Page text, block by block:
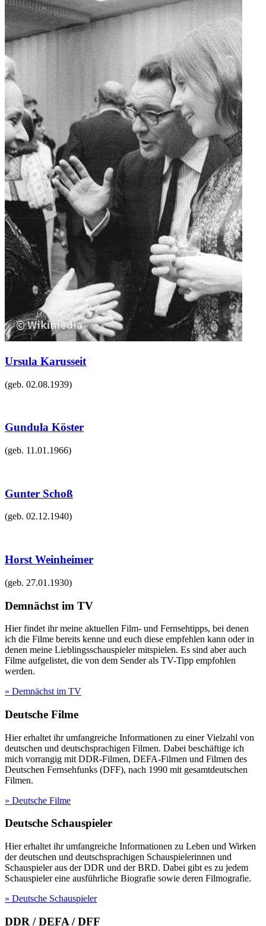
Ursula Karusseit
(geb. 02.08.1939)
Gundula Köster
(geb. 11.01.1966)
Gunter Schoß
(geb. 02.12.1940)
Horst Weinheimer
(geb. 27.01.1930)
Demnächst im TV
Hier findet ihr meine aktuellen Film- und Fernsehtipps, bei denen
ich die Filme bereits kenne und euch diese empfehlen kann oder in
denen meine Lieblingsschauspieler mitspielen. Es sind aber auch
Filme aufgelistet, die von dem Sender als TV-Tipp empfohlen
werden.
» Demnächst im TV
Deutsche Filme
Hier erhaltet ihr umfangreiche Informationen zu einer Vielzahl von
deutschen und deutschsprachigen Filmen. Dabei beschäftige ich
mich vorrangig mit DDR-Filmen, DEFA-Filmen und Filmen des
Deutschen Fernsehfunks (DFF), nach 1990 mit gesamtdeutschen
Filmen.
» Deutsche Filme
Deutsche Schauspieler
Hier erhaltet ihr umfangreiche Informationen zu Leben und Wirken
der deutschen und deutschsprachigen Schauspielerinnen und
Schauspieler aus der DDR und der BRD. Dabei gibt es zu jedem
Schauspieler eine ausführliche Biografie sowie deren Filmografie.
» Deutsche Schauspieler
DDR / DEFA / DFF